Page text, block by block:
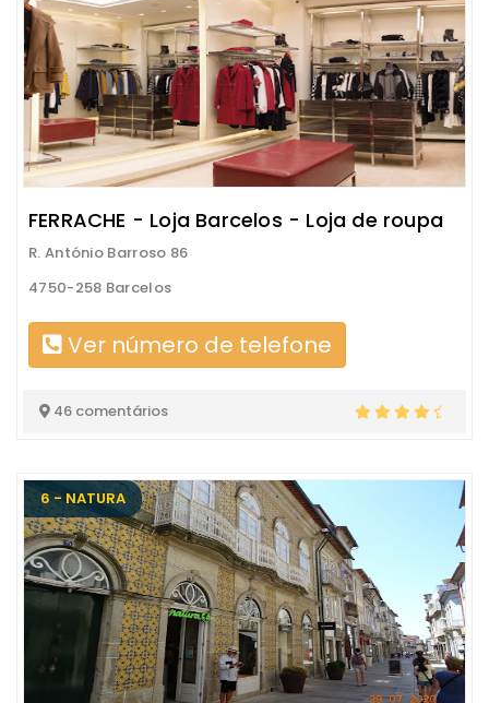
FERRACHE - Loja Barcelos - Loja de roupa
R. António Barroso 86
4750-258 Barcelos
Ver número de telefone
46 comentários
6 - NATURA